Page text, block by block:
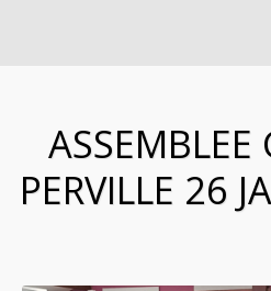
ASSEMBLEE
PERVILLE 26